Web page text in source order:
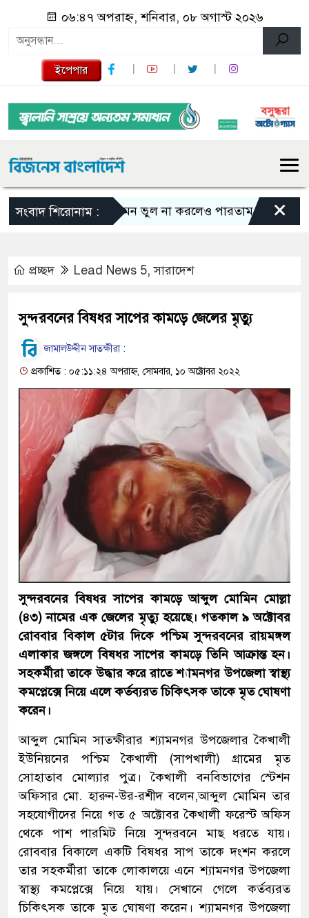
০৬:৪৭ অপরাহ্ন, শনিবার, ০৮ অগাস্ট ২০২৬
ইপেপার
সংবাদ শিরোনাম :এমন ভুল না করলেও পারতাম : শাকিব খান
×
প্রচ্ছদ Lead News 5,সারাদেশ
সুন্দরবনের বিষধর সাপের কামড়ে জেলের মৃত্যু
জামালউদ্দীন সাতক্ষীরা :
প্রকাশিত : ০৫:১১:২৪ অপরাহ্ন, সোমবার, ১০ অক্টোবর ২০২২
সুন্দরবনের বিষধর সাপের কামড়ে আব্দুল মোমিন মোল্লা
(৪৩) নামের এক জেলের মৃত্যু হয়েছে। গতকাল ৯ অক্টোবর
রোববার বিকাল ৫টার দিকে পশ্চিম সুন্দরবনের রায়মঙ্গল
এলাকার জঙ্গলে বিষধর সাপের কামড়ে তিনি আক্রান্ত হন।
সহকর্মীরা তাকে উদ্ধার করে রাতে শ্যামনগর উপজেলা স্বাস্থ্য
কমপ্লেক্সে নিয়ে এলে কর্তব্যরত চিকিৎসক তাকে মৃত ঘোষণা
করেন।
আব্দুল মোমিন সাতক্ষীরার শ্যামনগর উপজেলার কৈখালী
ইউনিয়নের পশ্চিম কৈখালী (সাপখালী) গ্রামের মৃত
সোহাতাব মোল্যার পুত্র। কৈখালী বনবিভাগের স্টেশন
অফিসার মো. হারুন-উর-রশীদ বলেন,আব্দুল মোমিন তার
সহযোগীদের নিয়ে গত ৫ অক্টোবর কৈখালী ফরেস্ট অফিস
থেকে পাশ পারমিট নিয়ে সুন্দরবনে মাছ ধরতে যায়।
রোববার বিকালে একটি বিষধর সাপ তাকে দংশন করলে
তার সহকর্মীরা তাকে লোকালয়ে এনে শ্যামনগর উপজেলা
স্বাস্থ্য কমপ্লেক্সে নিয়ে যায়। সেখানে গেলে কর্তব্যরত
চিকিৎসক তাকে মৃত ঘোষণা করেন। শ্যামনগর উপজেলা